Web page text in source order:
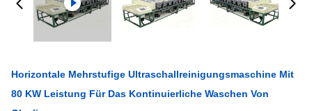
Horizontale Mehrstufige Ultraschallreinigungsmaschine Mit
80 KW Leistung Für Das Kontinuierliche Waschen Von